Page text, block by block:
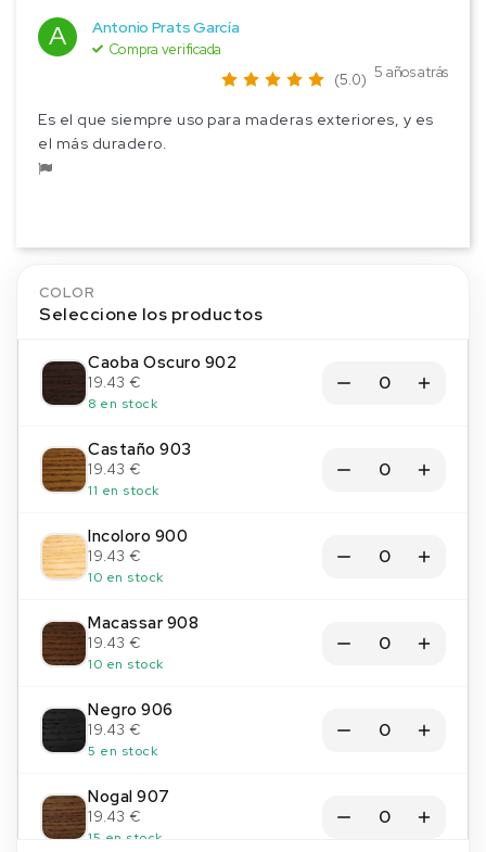
A Antonio Prats García
Compra verificada
(5.0) 5 años atrás
Es el que siempre uso para maderas exteriores, y es
el más duradero.
COLOR
Seleccione los productos
Caoba Oscuro 902
19.43 €
8 en stock
Castaño 903
19.43 €
11 en stock
Incoloro 900
19.43 €
10 en stock
Macassar 908
19.43 €
10 en stock
Negro 906
19.43 €
5 en stock
Nogal 907
19.43 €
15 en stock